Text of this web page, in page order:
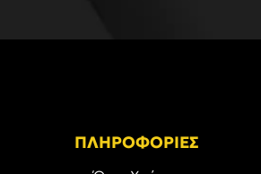
ΠΛΗΡΟΦΟΡΙΕΣ